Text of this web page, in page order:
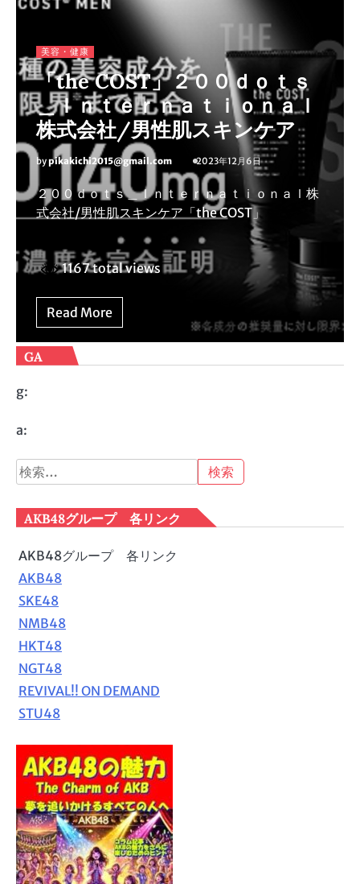
美容・健康
「the COST」２００ｄｏｔｓ
＿Ｉｎｔｅｒｎａｔｉｏｎａｌ
株式会社/男性肌スキンケア
bypikakichi2015@gmail.com 2023年12月6日
２００ｄｏｔｓ＿Ｉｎｔｅｒｎａｔｉｏｎａｌ株
式会社/男性肌スキンケア「the COST」
1167 total views
Read More
GA
g:
a:
検
索:
AKB48グループ 各リンク
AKB48グループ 各リンク
AKB48
SKE48
NMB48
HKT48
NGT48
REVIVAL!! ON DEMAND
STU48